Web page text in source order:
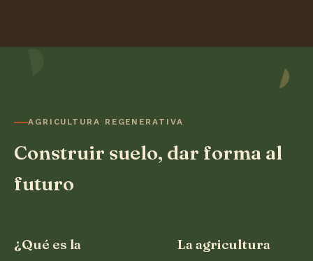
AGRICULTURA REGENERATIVA
Construir suelo, dar forma al
futuro
¿Qué es la
La agricultura